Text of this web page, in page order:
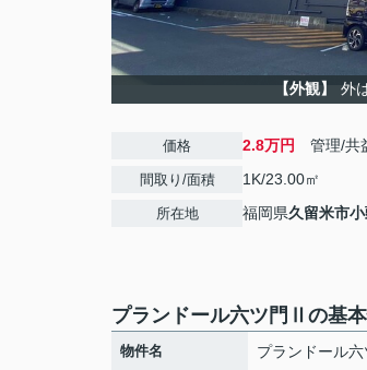
【外観】 外
価格 2.8万円 管理/共
間取り/面積 1K/23.00㎡
所在地 福岡県久留米市
プランドール六ツ門Ⅱの基
物件名 プランドール